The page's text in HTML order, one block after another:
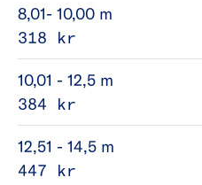
8,01- 10,00 m
318 kr
10,01 - 12,5 m
384 kr
12,51 - 14,5 m
447 kr